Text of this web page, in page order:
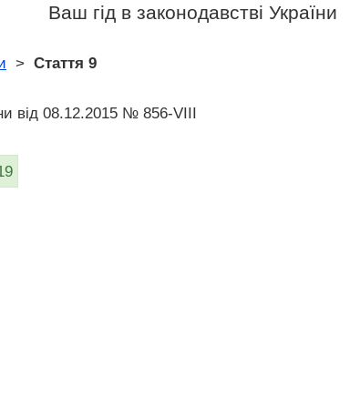
Ваш гід в законодавстві України
> Стаття 9
від 08.12.2015 № 856-VIII